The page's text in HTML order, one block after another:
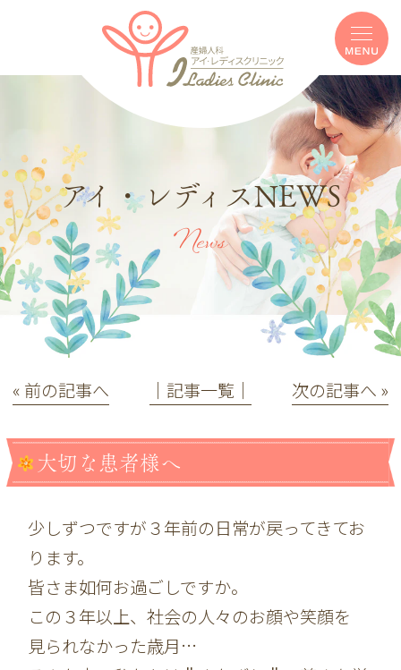
アイ・レディスNEWS
News
« 前の記事へ │記事一覧│ 次の記事へ »
大切な患者様へ
少しずつですが３年前の日常が戻ってきてお
ります。
皆さま如何お過ごしですか。
この３年以上、社会の人々のお顔や笑顔を
見られなかった歳月…